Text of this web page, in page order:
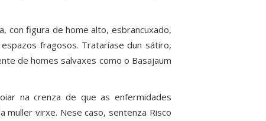
con figura de home alto, esbrancuxado,
fragosos. Trataríase dun sátiro,
de homes salvaxes como o Basajaum
na crenza de que as enfermidades
muller virxe. Nese caso, sentenza Risco